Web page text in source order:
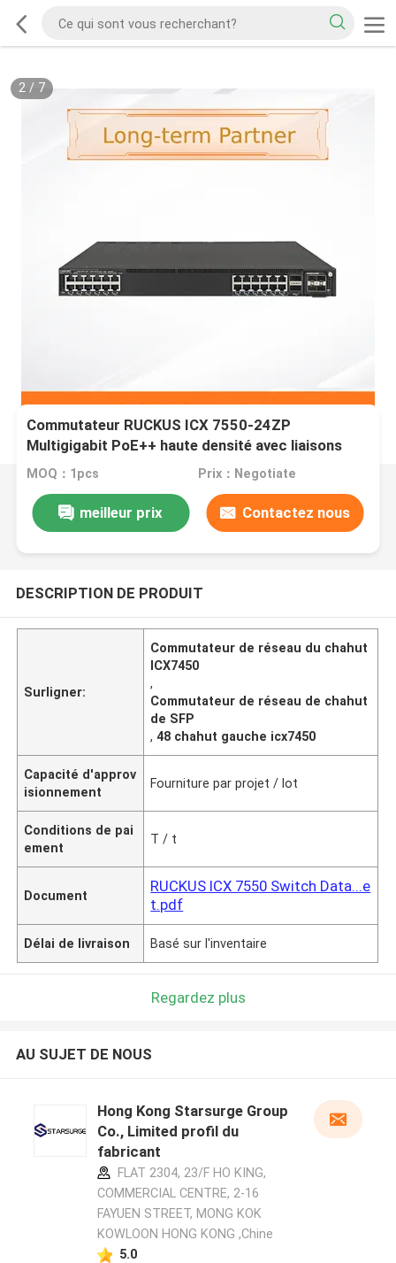
2/ 7
Commutateur RUCKUS ICX 7550-24ZP
Multigigabit PoE++ haute densité avec liaisons
montantes 100G
MOQ：1pcs Prix：Negotiate
meilleur prix Contactez nous
DESCRIPTION DE PRODUIT
Surligner:
Commutateur de réseau du chahut
ICX7450
,
Commutateur de réseau de chahut
de SFP
,48 chahut gauche icx7450
Capacité d'approv
isionnement
Fourniture par projet / lot
Conditions de pai
ement
T / t
Document
RUCKUS ICX 7550 Switch Data...e
t.pdf
Délai de livraison Basé sur l'inventaire
Regardez plus
AU SUJET DE NOUS
Hong Kong Starsurge Group
Co., Limited profil du
fabricant
FLAT 2304, 23/F HO KING,
COMMERCIAL CENTRE, 2-16
FAYUEN STREET, MONG KOK
KOWLOON HONG KONG ,Chine
5.0